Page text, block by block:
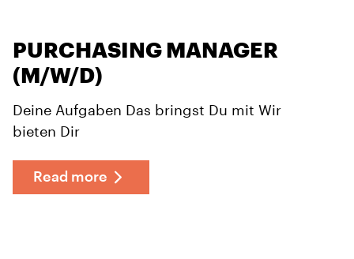
PURCHASING MANAGER
(M/W/D)
Deine Aufgaben Das bringst Du mit Wir
bieten Dir
Read more